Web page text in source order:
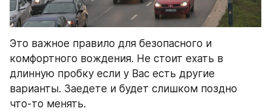
Это важное правило для безопасного и
комфортного вождения. Не стоит ехать в
длинную пробку если у Вас есть другие
варианты. Заедете и будет слишком поздно
что-то менять.